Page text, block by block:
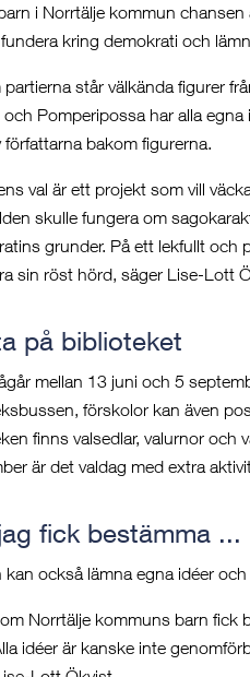
i Norrtälje kommun
fundera kring demokrati och
partierna står välkända figurer
och Pomperipossa har alla
författarna bakom figurerna.
val är ett projekt som vill
skulle fungera om
grunder. På ett lekfullt och
sin röst hörd, säger Lise-Lott
på biblioteket
mellan 13 juni och 5
förskolor kan även
finns valsedlar, valurnor och
är det valdag med extra
fick bestämma ...
kan också lämna egna idéer
Norrtälje kommuns barn fick
idéer är kanske inte